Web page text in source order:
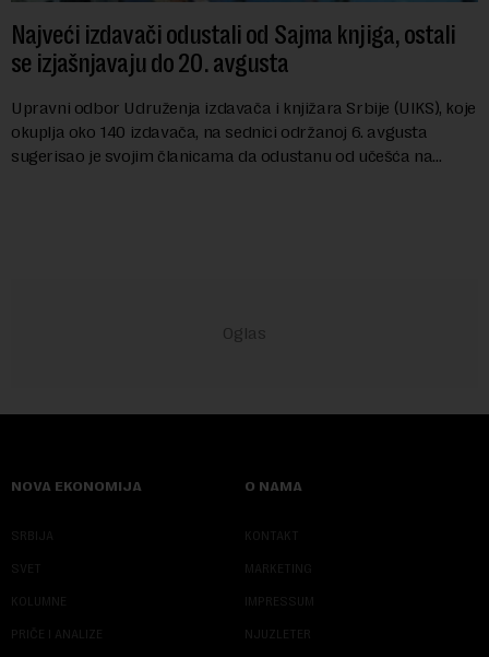
Najveći izdavači odustali od Sajma knjiga, ostali
se izjašnjavaju do 20. avgusta
Upravni odbor Udruženja izdavača i knjižara Srbije (UIKS), koje
okuplja oko 140 izdavača, na sednici održanoj 6. avgusta
sugerisao je svojim članicama da odustanu od učešća na
NOVA EKONOMIJA
SRBIJA
SVET
KOLUMNE
PRIČE I ANALIZE
O NAMA
KONTAKT
MARKETING
IMPRESSUM
NJUZLETER